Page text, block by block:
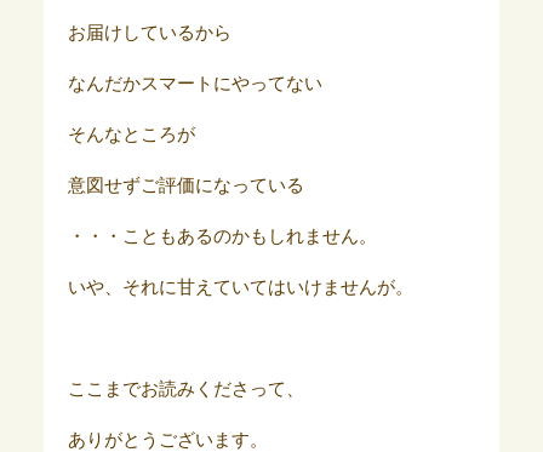
お届けしているから
なんだかスマートにやってない
そんなところが
意図せずご評価になっている
・・・こともあるのかもしれません。
いや、それに甘えていてはいけませんが。
ここまでお読みくださって、
ありがとうございます。